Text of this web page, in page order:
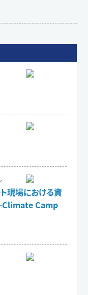
現場における資
Climate Camp